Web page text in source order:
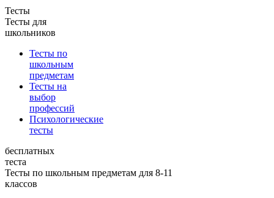
Тесты
Тесты для
школьников
Тесты по
школьным
предметам
Тесты на
выбор
профессий
Психологические
тесты
бесплатных
теста
Тесты по школьным предметам для 8-11
классов